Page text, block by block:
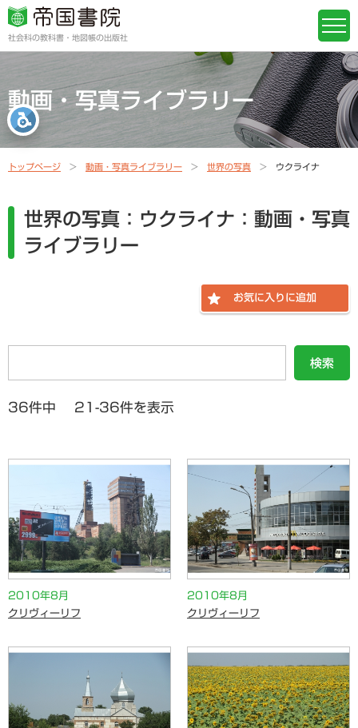
社会科の教科書・地図帳の出版社
動画・写真ライブラリー
トップページ 動画・写真ライブラリー 世界の写真 ウクライナ
世界の写真：ウクライナ：動画・写真
ライブラリー
お気に入りに追加
検索
36件中 21-36件を表示
2010年8月
クリヴィーリフ
2010年8月
クリヴィーリフ